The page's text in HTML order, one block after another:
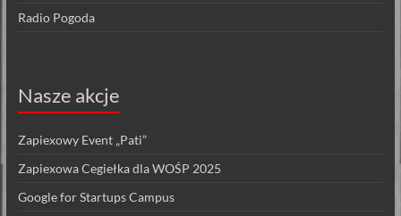
Radio Pogoda
Nasze akcje
Zapiexowy Event „Pati”
Zapiexowa Cegiełka dla WOŚP 2025
Google for Startups Campus